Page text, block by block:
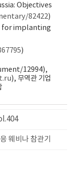
Objectives
82422)
for implanting
)
12994),
), 무역관 기업
웨비나 참관기